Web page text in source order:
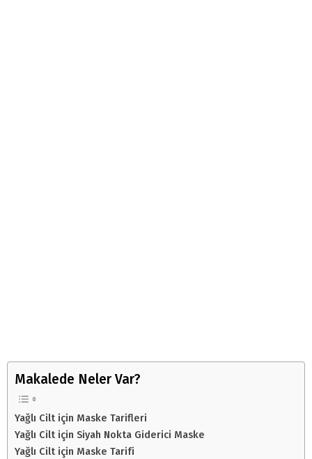
Makalede Neler Var?
Yağlı Cilt için Maske Tarifleri
Yağlı Cilt için Siyah Nokta Giderici Maske
Yağlı Cilt için Maske Tarifi